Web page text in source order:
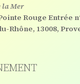
la Mer
Rouge Entrée
Rhône, 13008,